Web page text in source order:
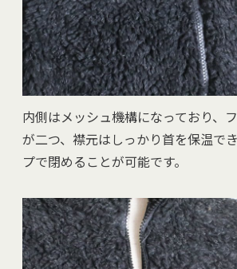
内側はメッシュ機構になっており、
が二つ、襟元はしっかり首を保温で
プで閉めることが可能です。